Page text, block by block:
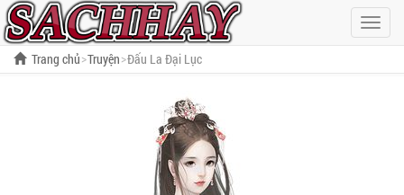
Hiện
menu
Trang chủ Truyện Đấu La Đại Lục